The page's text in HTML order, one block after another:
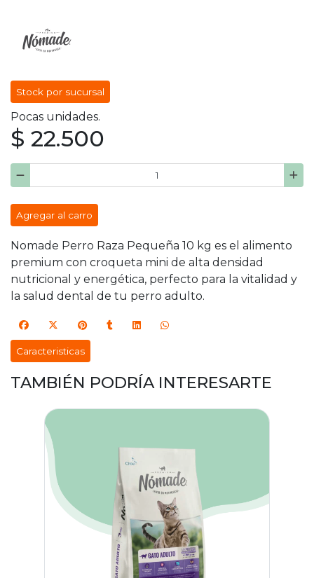
Stock por sucursal
Pocas unidades.
$ 22.500
Agregar al carro
Nomade Perro Raza Pequeña 10 kg es el alimento
premium con croqueta mini de alta densidad
nutricional y energética, perfecto para la vitalidad y
la salud dental de tu perro adulto.
Caracteristicas
TAMBIÉN PODRÍA INTERESARTE